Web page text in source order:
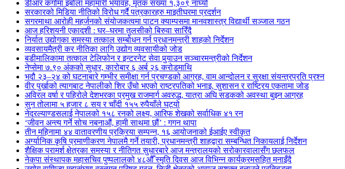
डीआर कंगोमा इबोला महामारी भयावह, मृतक संख्या १,३०९ नाघ्यो
सरकारको मिडिया नीतिको विरोध गर्दै पत्रकारहरु माइतीघरमा प्रदर्शन
सगरमाथा आरोही महर्जनको संयोजकत्वमा पाटन क्याम्पसमा मानवशास्त्र विद्यार्थी सञ्जाल गठन
आज हरिशयनी एकादशी : घर–घरमा तुलसीको बिरुवा सारिँदै
निर्यात उद्योगका समस्या तत्काल सम्बोधन गर्न प्रधानमन्त्री शाहको निर्देशन
व्यवसायमैत्री कर नीतिका लागि उद्योग व्यवसायीको जोड
बडीमालिकामा तत्काल टेलिफोन र इन्टरनेट सेवा पुर्‍याउन सञ्चारमन्त्रीको निर्देशन
नेप्सेमा ७.९० अंकको सुधार, कारोबार ६ अर्ब २६ करोडमाथि
भदौ २३–२४ को घटनाबारे गम्भीर समीक्षा गर्न प्रचण्डको आग्रह, वाम आन्दोलन र सुरक्षा संयन्त्रप्रति प्रश्न
वीर पुर्खाको त्यागबाट नेपालीको शिर उँचो भएको राष्ट्रपतिको भनाइ, सुशासन र राष्ट्रिय एकतामा जोड
अविरल वर्षा र पहिरोले देशभरका प्रमुख राजमार्ग अवरुद्ध, यात्रा अघि सडकको अवस्था बुझ्न आग्रह
सुन तोलामा ५ हजार ८ सय र चाँदी १५५ रुपैयाँले घट्यो
नेदरल्याण्डसलाई नेपालको १५८ रनको लक्ष्य, आरिफ शेखको सर्वाधिक ४१ रन
‘जीवन अन्त्य गर्ने सोच नबनाऔं, हामी साथमा छौं’ : गगन थापा
तीन महिनामा ४४ वातावरणीय प्रक्रिया सम्पन्न, १६ आयोजनाको ईआईए स्वीकृत
अर्ग्यानिक कृषि प्रमाणीकरण नेपालमै गर्ने तयारी, प्रधानमन्त्री शाहद्वारा सम्बन्धित निकायलाई निर्देशन
शैक्षिक परामर्श क्षेत्रका समस्या र नीतिगत सुधारबारे आज मन्त्रालयको सरोकारवालासँग छलफल
नेकपा संस्थापक महासचिव पुष्पलालको ४८औँ स्मृति दिवस आज विभिन्न कार्यक्रमसहित मनाइँदै